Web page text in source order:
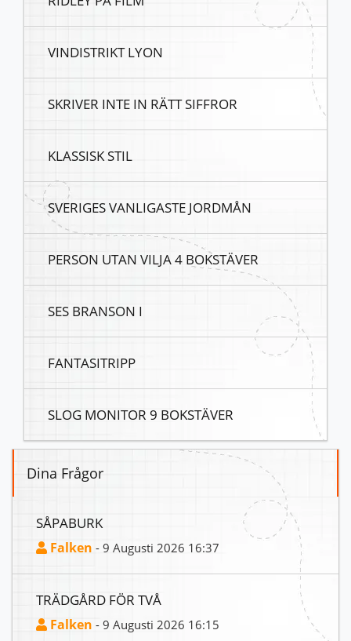
VINDISTRIKT LYON
SKRIVER INTE IN RÄTT SIFFROR
KLASSISK STIL
SVERIGES VANLIGASTE JORDMÅN
PERSON UTAN VILJA 4 BOKSTÄVER
SES BRANSON I
FANTASITRIPP
SLOG MONITOR 9 BOKSTÄVER
Dina Frågor
SÅPABURK
Falken - 9 Augusti 2026 16:37
TRÄDGÅRD FÖR TVÅ
Falken - 9 Augusti 2026 16:15